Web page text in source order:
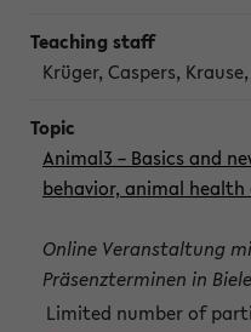
Krüger, Caspers,
Animal3 – Basics and
behavior, animal
Online Veranstaltung
Präsenzterminen in
Limited number of